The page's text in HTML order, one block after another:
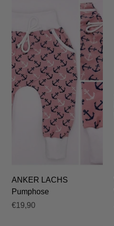
ANKER LACHS
Pumphose
€19,90